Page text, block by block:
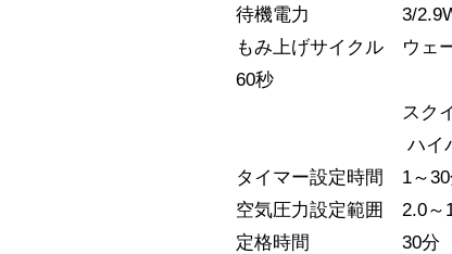
待機電力 3/
もみ上げサイクル ウ
60秒
スクイーズ
ハイパーモ
タイマー設定時間 1～30
空気圧力設定範囲 2.0～
定格時間 30分